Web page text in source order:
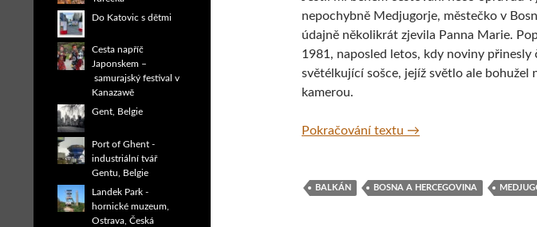
nepochybně Medjugorje, městečko v
údajně několikrát zjevila Panna Marie.
1981, naposled letos, kdy noviny přinesly
světélkující sošce, jejíž světlo ale bohužel
kamerou.
Pokračování textu Poutní místo
→
BALKÁN BOSNA A HERCEGOVINA
Do Katovic s dětmi
Cesta napříč
Japonskem –
samurajský festival v
Kanazawě
Gent, Belgie
Port of Ghent -
industriální tvář
Gentu, Belgie
Landek Park -
hornické muzeum,
Ostrava, Česká